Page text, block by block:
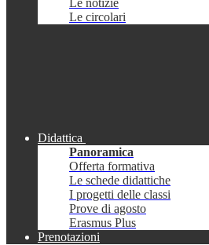
Le notizie
Le circolari
Didattica
Panoramica
Offerta formativa
Le schede didattiche
I progetti delle classi
Prove di agosto
Erasmus Plus
Prenotazioni